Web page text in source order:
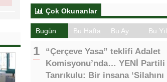
Çok Okunanlar
Bugün Bu Hafta Bu Ay Bu Yıl
“Çerçeve Yasa” teklifi Adalet
Komisyonu’nda… YENİ Partili
Tanrıkulu: Bir insana ‘Silahını